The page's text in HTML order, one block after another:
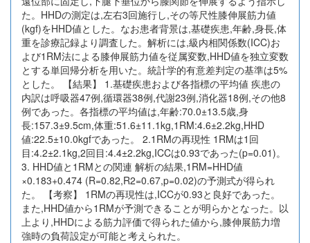
た。HHDの測定は,左右3回施行し,その等尺性膝伸展筋力値
(kgf)をHHD値とした。なお患者背景は,基礎疾患,年齢,身長,体
重を診療記録より調査した。解析には,級内相関係数(ICC)お
よび1RM法による膝伸展筋力値を従属変数,HHD値を独立変数
とする単回帰分析を用いた。統計学的有意差判定の基準は5%
とした。 【結果】 1.基礎疾患および各指標の平均値 疾患の
内訳は呼吸器47例,循環器38例,代謝23例,消化器18例,その他8
例であった。各指標の平均値は,年齢:70.0±13.5歳,身
長:157.3±9.5cm,体重:51.6±11.1kg,1RM:4.6±2.2kg,HHD
値:22.5±10.0kgfであった。 2.1RMの再現性 1RMは1回
目:4.2±2.1kg,2回目:4.4±2.2kg,ICCは0.93であった(p=0.01)。
3. HHD値と1RMとの関連 解析の結果,1RM=HHD値
×0.183+0.474 (R=0.82,R2=0.67,p=0.02)の予測式が得られ
た。 【考察】 1RMの再現性は,ICCが0.93と良好であった。
また,HHD値から1RMが予測できることが明らかとなった。以
上より,HHDによる筋力評価で得られた値から,膝伸展筋力増
強時の負荷設定が可能と考えられた。